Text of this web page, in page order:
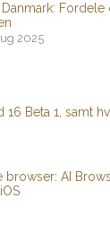
2025
16 Beta 1, samt
browser: AI